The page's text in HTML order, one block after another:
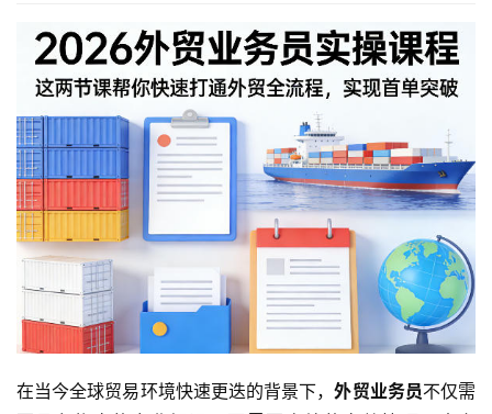
在当今全球贸易环境快速更迭的背景下，外贸业务员不仅需